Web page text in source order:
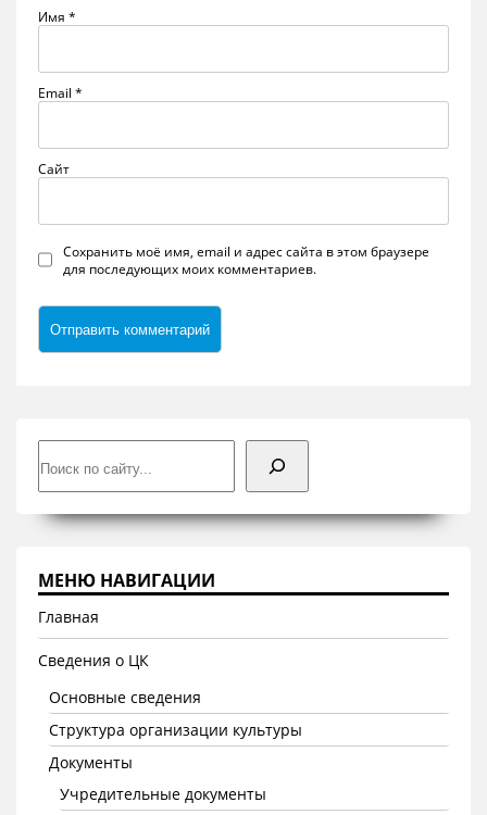
Имя *
Email *
Сайт
Сохранить моё имя, email и адрес сайта в этом браузере
для последующих моих комментариев.
МЕНЮ НАВИГАЦИИ
Главная
Сведения о ЦК
Основные сведения
Структура организации культуры
Документы
Учредительные документы